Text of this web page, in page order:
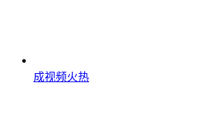
成视频火热